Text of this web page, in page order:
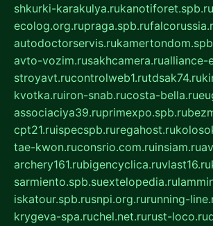
shkurki-karakulya.rukanotiforet.spb.ru
ecolog.org.rupraga.spb.ru
autodoctorservis.ru
avto-vozim.rusakhcamera.rualliance-
stroyavt.rucontrolweb1.rutdsak74.ru
kvotka.ruiron-snab.rucosta-bella.ru
associaciya39.ruprimexpo.spb.ru
cpt21.ruispecspb.ruregahost.ru
tae-kwon.ruconsrio.com.ruinsiam.ru
archery161.rubigencyclica.ruvlast16.ru
sarmiento.spb.suextelopedia.ru
iskatour.spb.rusnpi.org.rurunning-
krygeva-spa.ruchel.net.rurust-loco.ru